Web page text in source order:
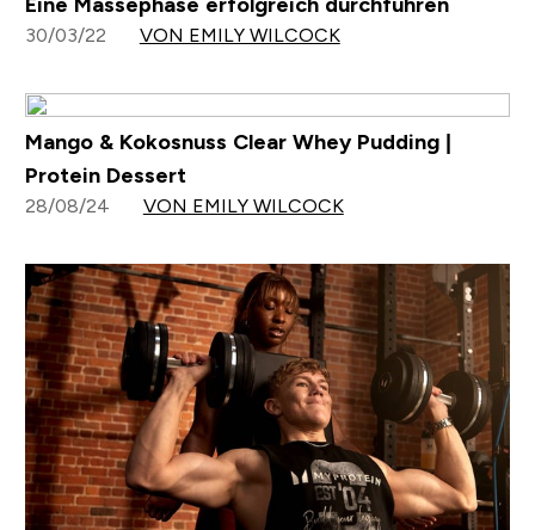
Eine Massephase erfolgreich durchführen
30/03/22 VON EMILY WILCOCK
Mango & Kokosnuss Clear Whey Pudding |
Protein Dessert
28/08/24 VON EMILY WILCOCK